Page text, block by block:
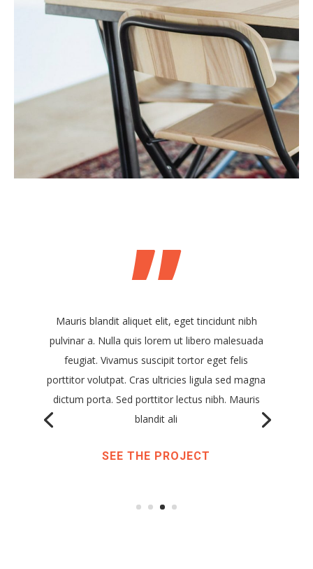
”
Mauris blandit aliquet elit, eget tincidunt nibh
pulvinar a. Nulla quis lorem ut libero malesuada
feugiat. Vivamus suscipit tortor eget felis
porttitor volutpat. Cras ultricies ligula sed magna
dictum porta. Sed porttitor lectus nibh. Mauris
blandit ali
SEE THE PROJECT